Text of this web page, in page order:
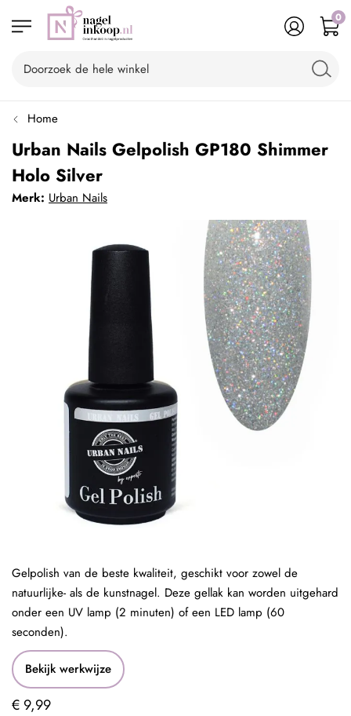
0
Home
Urban Nails Gelpolish GP180 Shimmer
Holo Silver
Merk: Urban Nails
Bekijk werkwijze
€ 9,99
Gelpolish van de beste kwaliteit, geschikt voor zowel de
natuurlijke- als de kunstnagel. Deze gellak kan worden uitgehard
onder een UV lamp (2 minuten) of een LED lamp (60
seconden).